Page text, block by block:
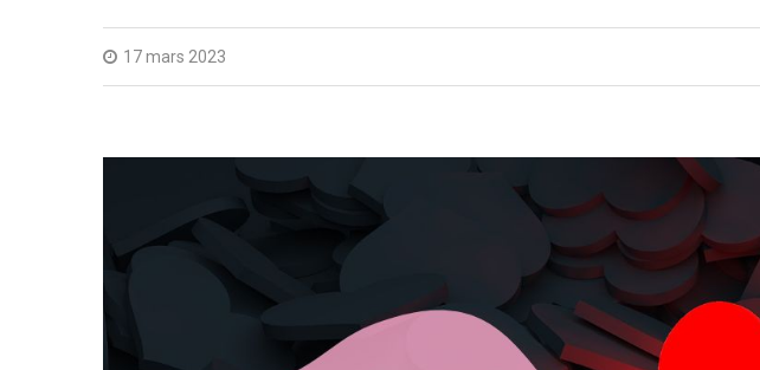
17 mars 2023